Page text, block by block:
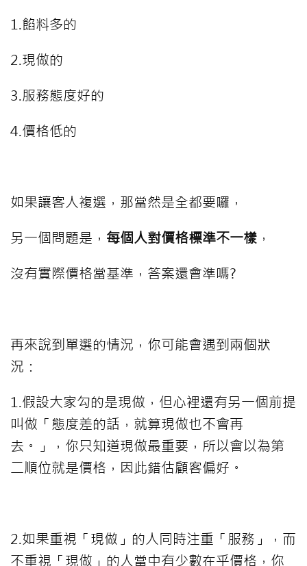
1.餡料多的
2.現做的
3.服務態度好的
4.價格低的
如果讓客人複選，那當然是全都要囉，
另一個問題是， 每個人對價格標準不一樣 ，
沒有實際價格當基準，答案還會準嗎?
再來說到單選的情況，你可能會遇到兩個狀
況：
1.假設大家勾的是現做，但心裡還有另一個前提
叫做「態度差的話，就算現做也不會再
去。」，你只知道現做最重要，所以會以為第
二順位就是價格，因此錯估顧客偏好。
2.如果重視「現做」的人同時注重「服務」，而
不重視「現做」的人當中有少數在乎價格，你